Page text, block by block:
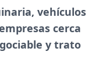
vehículos
cerca
y trato